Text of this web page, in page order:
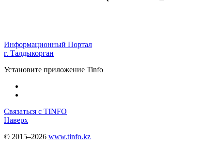
Информационный Портал
г. Талдыкорган
Установите приложение Tinfo
Связаться с TINFO
Наверх
© 2015–2026 www.tinfo.kz